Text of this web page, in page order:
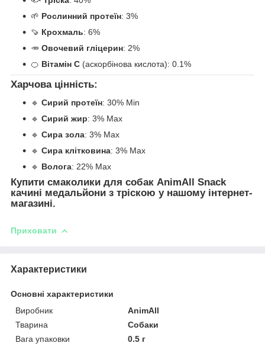
🌱 Рослинний протеїн: 3%
🍠 Крохмаль: 6%
🥕 Овочевий гліцерин: 2%
🍊 Вітамін С (аскорбінова кислота): 0.1%
Харчова цінність:
🔹 Сирий протеїн: 30% Min
🔹 Сирий жир: 3% Max
🔹 Сира зола: 3% Max
🔹 Сира клітковина: 3% Max
🔹 Волога: 22% Max
Купити смаколики для собак AnimAll Snack
качині медальйони з тріскою у нашому інтернет-
магазині.
Приховати
Характеристики
Основні характеристики
Виробник
AnimAll
Тварина
Собаки
Вага упаковки
0.5 г